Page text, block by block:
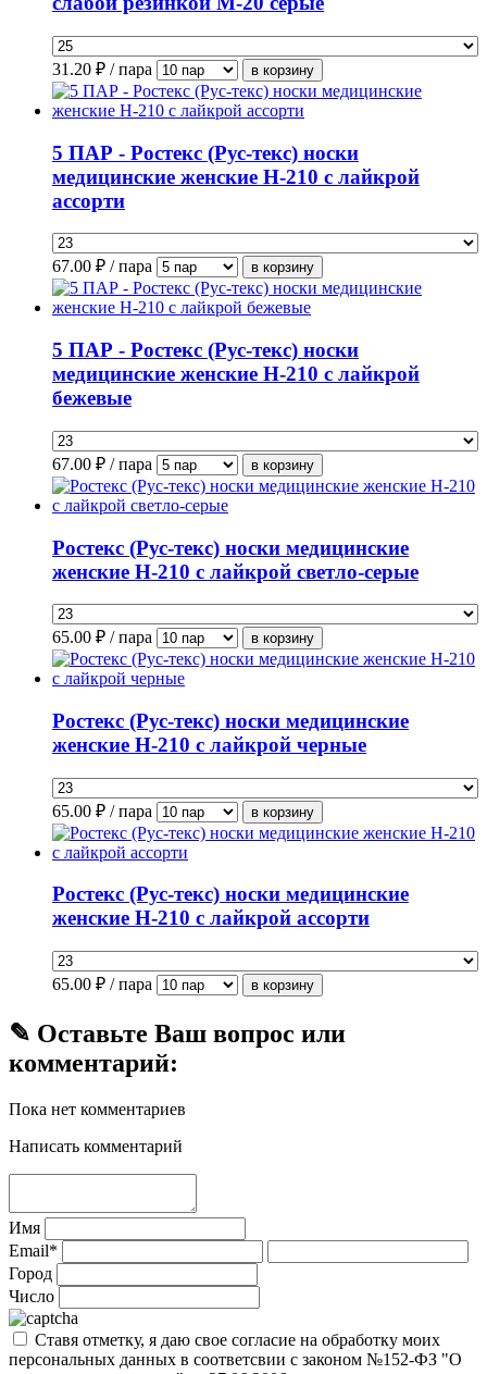
31.20 ₽ / пара
5 ПАР - Ростекс (Рус-текс) носки
медицинские женские Н-210 с лайкрой
ассорти
67.00 ₽ / пара
5 ПАР - Ростекс (Рус-текс) носки
медицинские женские Н-210 с лайкрой
бежевые
67.00 ₽ / пара
Ростекс (Рус-текс) носки медицинские
женские Н-210 с лайкрой светло-серые
65.00 ₽ / пара
Ростекс (Рус-текс) носки медицинские
женские Н-210 с лайкрой черные
65.00 ₽ / пара
Ростекс (Рус-текс) носки медицинские
женские Н-210 с лайкрой ассорти
65.00 ₽ / пара
✎ Оставьте Ваш вопрос или
комментарий:
Пока нет комментариев
Написать комментарий
Имя
Email*
Город
Число
Ставя отметку, я даю свое согласие на обработку моих
персональных данных в соответсвии с законом №152-ФЗ "О